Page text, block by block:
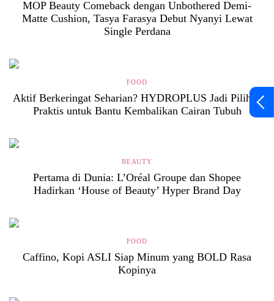
MOP Beauty Comeback dengan Unbothered Demi-
Matte Cushion, Tasya Farasya Debut Nyanyi Lewat
Single Perdana
FOOD
Aktif Berkeringat Seharian? HYDROPLUS Jadi Pilihan
Praktis untuk Bantu Kembalikan Cairan Tubuh
BEAUTY
Pertama di Dunia: L’Oréal Groupe dan Shopee
Hadirkan ‘House of Beauty’ Hyper Brand Day
FOOD
Caffino, Kopi ASLI Siap Minum yang BOLD Rasa
Kopinya